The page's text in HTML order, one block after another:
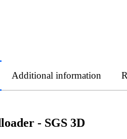
Additional information
- SGS 3D